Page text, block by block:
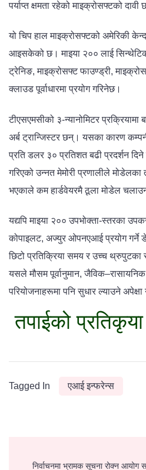
पर्याप्त क्षमता रहेको माइक्रोसफ्टको दावी
यो चिप हाल माइक्रोसफ्टको अमेरिकी
आइसकेको छ। माइया २०० लाई सिन्थेटिक
ट्रेनिङ, माइक्रोसफ्ट फाउण्ड्री,
क्लाउड पूर्वाधारमा प्रयोग गरिनेछ।
टीएसएमसीको ३-न्यानोमिटर
अर्ब ट्रान्जिस्टर छन्। यसका कारण
प्रति डलर ३० प्रतिशत बढी प्रदर्शन
गरिएको उन्नत मेमोरी प्रणालीले मोडेलका
भएकाले कम हार्डवेयरमै ठूला मोडेल
यद्यपि माइया २०० उपभोक्ता-स्तरका
कोपाइलट, अज्युर ओपनएआई प्रयोग गर्ने
छिटो प्रतिक्रिया समय र उच्च
यसले मौसम पूर्वानुमान,
परियोजनाहरूमा पनि सुधार ल्याउने अपेक्षा
तपाईको प्रतिकृया
Tagged In एआई इन्फरेन्स
निर्वाचनमा भ्रामक सूचना रोक्न आयोग